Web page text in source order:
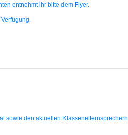
entnehmt ihr bitte dem Flyer.
sowie den aktuellen Klassenelternsprechern